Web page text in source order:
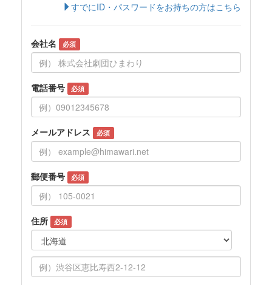
すでにID・パスワードをお持ちの方はこちら
会社名 必須
電話番号 必須
メールアドレス 必須
郵便番号 必須
住所 必須